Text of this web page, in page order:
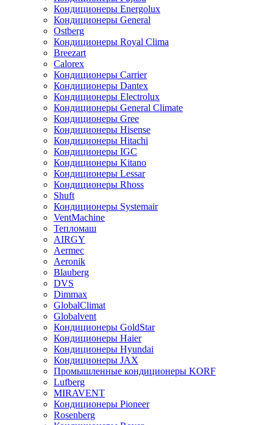
Кондиционеры Energolux
Кондиционеры General
Ostberg
Кондиционеры Royal Clima
Breezart
Calorex
Кондиционеры Carrier
Кондиционеры Dantex
Кондиционеры Electrolux
Кондиционеры General Climate
Кондиционеры Gree
Кондиционеры Hisense
Кондиционеры Hitachi
Кондиционеры IGC
Кондиционеры Kitano
Кондиционеры Lessar
Кондиционеры Rhoss
Shuft
Кондиционеры Systemair
VentMachine
Тепломаш
AIRGY
Aermec
Aeronik
Blauberg
DVS
Dimmax
GlobalClimat
Globalvent
Кондиционеры GoldStar
Кондиционеры Haier
Кондиционеры Hyundai
Кондиционеры JAX
Промышленные кондиционеры KORF
Lufberg
MIRAVENT
Кондиционеры Pioneer
Rosenberg